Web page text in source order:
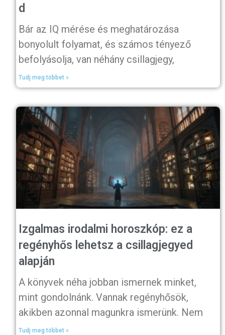
d
Bár az IQ mérése és meghatározása
bonyolult folyamat, és számos tényező
befolyásolja, van néhány csillagjegy,
Tudj meg többet »
Izgalmas irodalmi horoszkóp: ez a
regényhős lehetsz a csillagjegyed
alapján
A könyvek néha jobban ismernek minket,
mint gondolnánk. Vannak regényhősök,
akikben azonnal magunkra ismerünk. Nem
Tudj meg többet »